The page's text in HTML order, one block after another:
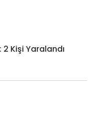
Kişi Yaralandı